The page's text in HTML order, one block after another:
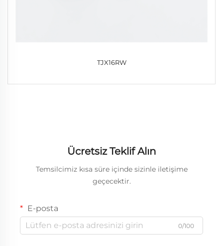
TJX16RW
Ücretsiz Teklif Alın
Temsilcimiz kısa süre içinde sizinle iletişime
geçecektir.
E-posta
0/100